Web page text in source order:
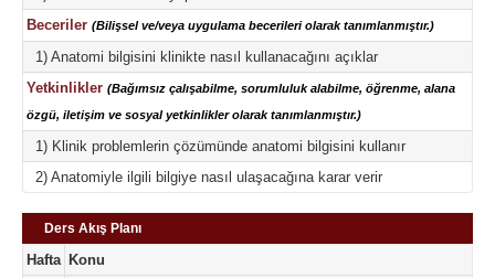
Beceriler (Bilişsel ve/veya uygulama becerileri olarak tanımlanmıştır.)
1) Anatomi bilgisini klinikte nasıl kullanacağını açıklar
Yetkinlikler (Bağımsız çalışabilme, sorumluluk alabilme, öğrenme, alana
özgü, iletişim ve sosyal yetkinlikler olarak tanımlanmıştır.)
1) Klinik problemlerin çözümünde anatomi bilgisini kullanır
2) Anatomiyle ilgili bilgiye nasıl ulaşacağına karar verir
Ders Akış Planı
Hafta Konu